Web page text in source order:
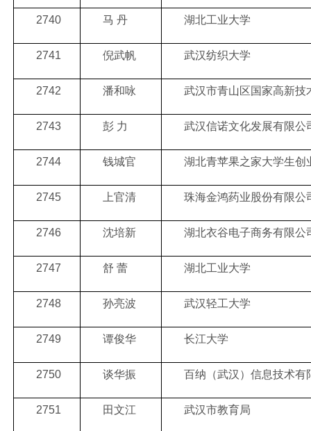
2740 马 丹 湖北工业大学
2741 倪武帆 武汉纺织大学
2742 潘和咏 武汉市青山区国家高新技
2743 彭 力 武汉信诺文化发展有限公
2744 钱城官 湖北青苹果之家大学生创
2745 上官清 珠海金鸿药业股份有限公
2746 沈培新 湖北衣谷电子商务有限公
2747 舒 蕾 湖北工业大学
2748 孙亮波 武汉轻工大学
2749 谭俊华 长江大学
2750 谈华振 百纳（武汉）信息技术有
2751 田文江 武汉市教育局